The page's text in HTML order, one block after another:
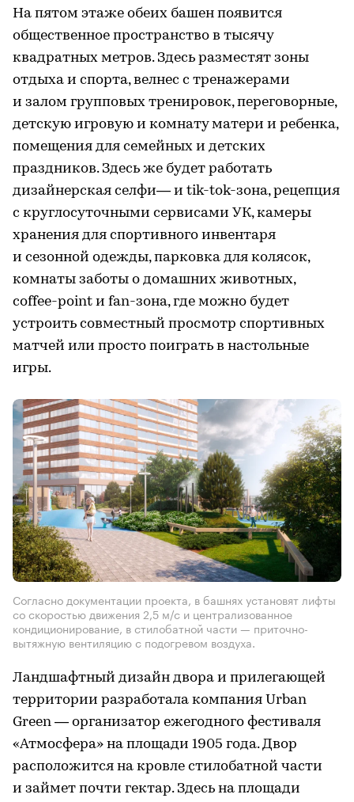
На пятом этаже обеих башен появится
общественное пространство в тысячу
квадратных метров. Здесь разместят зоны
отдыха и спорта, велнес с тренажерами
и залом групповых тренировок, переговорные,
детскую игровую и комнату матери и ребенка,
помещения для семейных и детских
праздников. Здесь же будет работать
дизайнерская селфи— и tik-tok-зона, рецепция
с круглосуточными сервисами УК, камеры
хранения для спортивного инвентаря
и сезонной одежды, парковка для колясок,
комнаты заботы о домашних животных,
coffee-point и fan-зона, где можно будет
устроить совместный просмотр спортивных
матчей или просто поиграть в настольные
игры.
Согласно документации проекта, в башнях установят лифты
со скоростью движения 2,5 м/с и централизованное
кондиционирование, в стилобатной части — приточно-
вытяжную вентиляцию с подогревом воздуха.
Ландшафтный дизайн двора и прилегающей
территории разработала компания Urban
Green — организатор ежегодного фестиваля
«Атмосфера» на площади 1905 года. Двор
расположится на кровле стилобатной части
и займет почти гектар. Здесь на площади